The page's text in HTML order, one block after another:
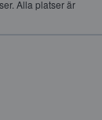
Alla platser är